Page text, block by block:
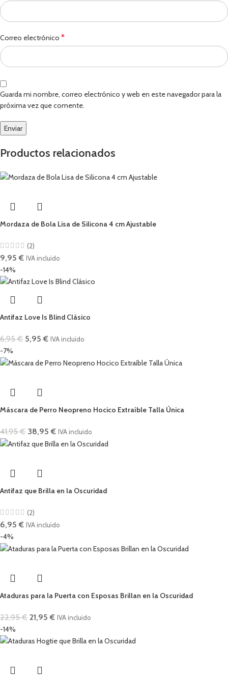
Correo electrónico *
Guarda mi nombre, correo electrónico y web en este navegador para la
próxima vez que comente.
Productos relacionados
Mordaza de Bola Lisa de Silicona 4 cm Ajustable
(2)
9,95€ IVA incluido
-14%
Antifaz Love Is Blind Clásico
6,95€ 5,95€ IVA incluido
-7%
Máscara de Perro Neopreno Hocico Extraíble Talla Única
41,95€ 38,95€ IVA incluido
Antifaz que Brilla en la Oscuridad
(2)
6,95€ IVA incluido
-4%
Ataduras para la Puerta con Esposas Brillan en la Oscuridad
22,95€ 21,95€ IVA incluido
-14%